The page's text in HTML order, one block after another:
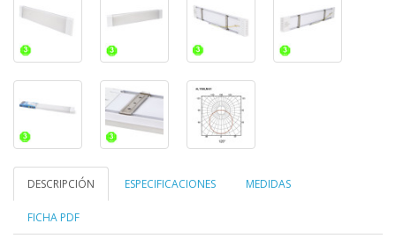
DESCRIPCIÓN ESPECIFICACIONES MEDIDAS
FICHA PDF